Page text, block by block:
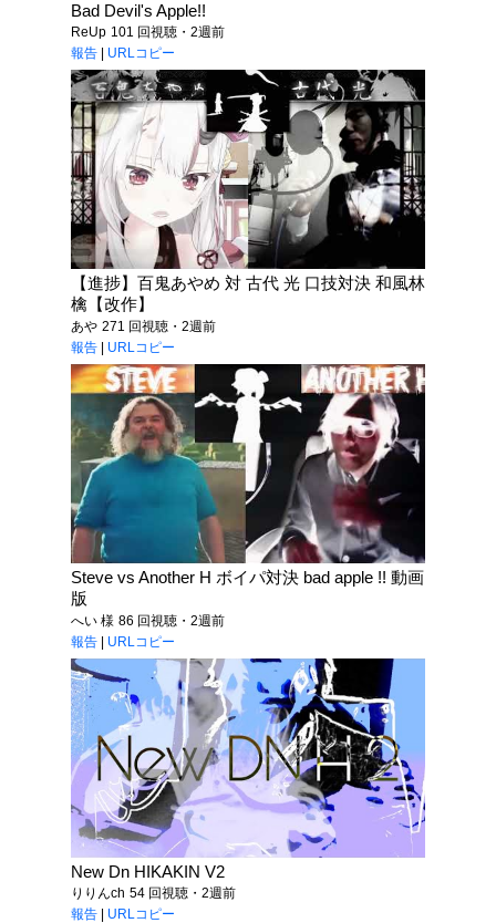
Bad Devil's Apple!!
ReUp 101 回視聴・2週前
報告
URLコピー
【進捗】百鬼あやめ 対 古代 光 口技対決 和風林
檎【改作】
あや 271 回視聴・2週前
報告
URLコピー
Steve vs Another H ボイパ対決 bad apple !! 動画
版
へい 様 86 回視聴・2週前
報告
URLコピー
New Dn HIKAKIN V2
りりんch 54 回視聴・2週前
報告
URLコピー